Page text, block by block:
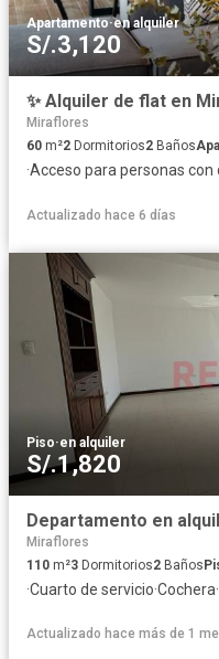
Apartamento·en alquiler
S/.3,120
Miraflores
60 m²2 Dormitorios2 Baños
·Acceso para personas con
Actualizado hace 6 días
Piso·en alquiler
S/.1,820
Miraflores
110 m²3 Dormitorios2 Baños
·Cuarto de servicio·Cochera·
Actualizado hace más de 1